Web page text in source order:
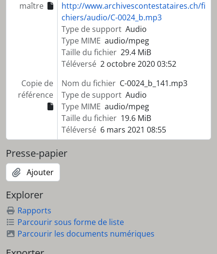
maître
http://www.archivescontestataires.ch/fi
chiers/audio/C-0024_b.mp3
Type de support Audio
Type MIME audio/mpeg
Taille du fichier 29.4 MiB
Téléversé 2 octobre 2020 03:52
Copie de
référence
Nom du fichier C-0024_b_141.mp3
Type de support Audio
Type MIME audio/mpeg
Taille du fichier 19.6 MiB
Téléversé 6 mars 2021 08:55
Presse-papier
Ajouter
Explorer
Rapports
Parcourir sous forme de liste
Parcourir les documents numériques